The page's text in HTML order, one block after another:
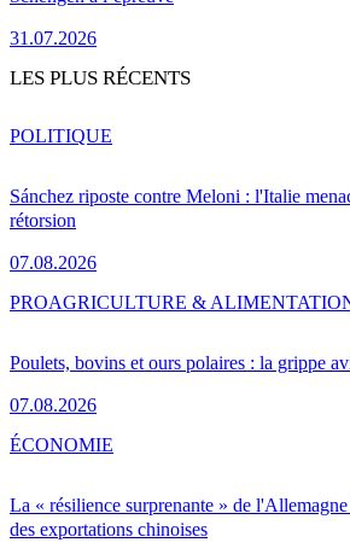
31.07.2026
LES PLUS RÉCENTS
Sánchez riposte contre Meloni : l'Italie
rétorsion
07.08.2026
POLITIQUE
Poulets, bovins et ours polaires : la grippe
07.08.2026
PROAGRICULTURE &
La « résilience surprenante » de
des exportations chinoises
ÉCONOMIE